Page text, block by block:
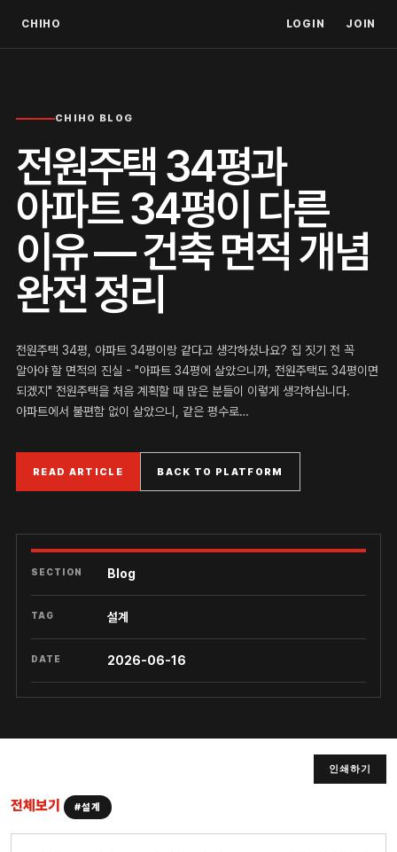
CHIHO LOGIN JOIN
CHIHO BLOG
전원주택 34평과
아파트 34평이 다른
이유 — 건축 면적 개념
완전 정리
전원주택 34평, 아파트 34평이랑 같다고 생각하셨나요? 집 짓기 전 꼭
알아야 할 면적의 진실 - "아파트 34평에 살았으니까, 전원주택도 34평이면
되겠지" 전원주택을 처음 계획할 때 많은 분들이 이렇게 생각하십니다.
아파트에서 불편함 없이 살았으니, 같은 평수로…
READ ARTICLE BACK TO PLATFORM
SECTION Blog
TAG 설계
DATE 2026-06-16
인쇄하기
전체보기 #설계